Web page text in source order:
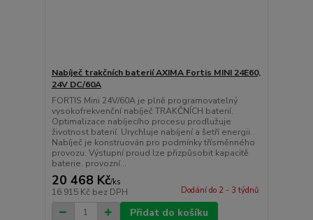
Nabíječ trakčních baterií AXIMA Fortis MINI 24E60,
24V DC/60A
FORTIS Mini 24V/60A je plně programovatelný
vysokofrekvenční nabíječ TRAKČNÍCH baterií.
Optimalizace nabíjecího procesu prodlužuje
životnost baterií. Urychluje nabíjení a šetří energii.
Nabíječ je konstruován pro podmínky třísměnného
provozu. Výstupní proud lze přizpůsobit kapacitě
baterie, provozní...
20 468 Kč/ks
16 915 Kč bez DPH Dodání do 2 - 3 týdnů
Přidat do košíku